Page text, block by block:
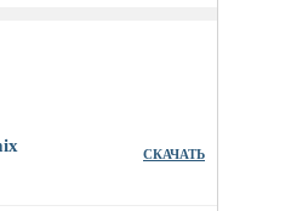
СКАЧАТЬ